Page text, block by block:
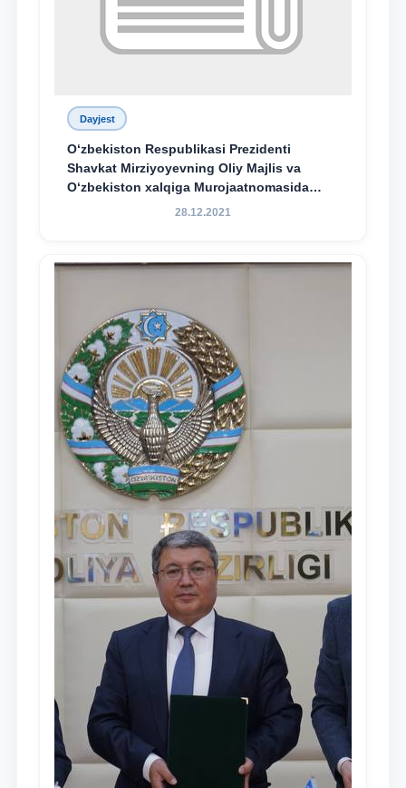
Dayjest
O‘zbekiston Respublikasi Prezidenti
Shavkat Mirziyoyevning Oliy Majlis va
O‘zbekiston xalqiga Murojaatnomasida
belgilangan vazifalar mazmun-mohiyatini
dayjesti
28.12.2021